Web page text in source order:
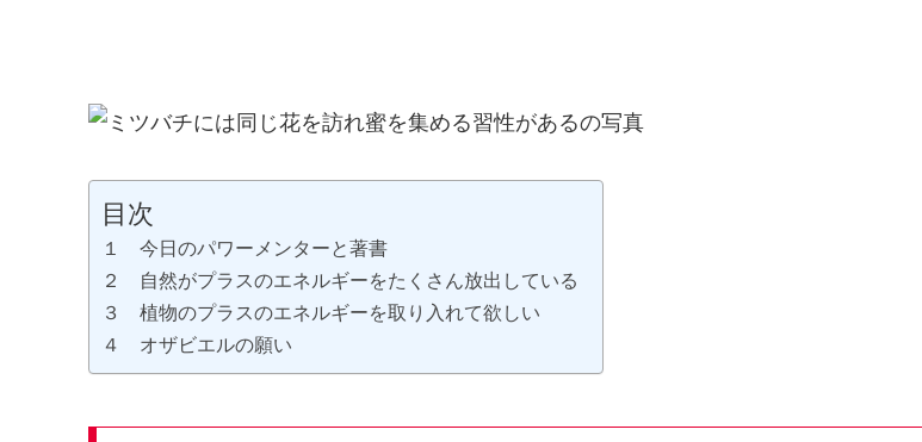
目次
１ 今日のパワーメンターと著書
２ 自然がプラスのエネルギーをたくさん放出している
３ 植物のプラスのエネルギーを取り入れて欲しい
４ オザビエルの願い